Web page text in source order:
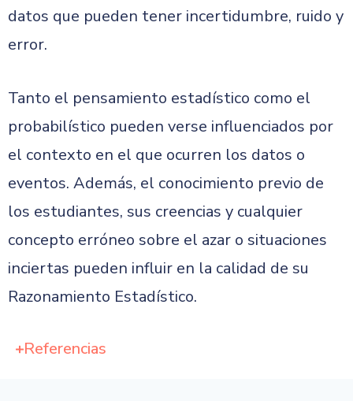
datos que pueden tener incertidumbre, ruido y
error.
Tanto el pensamiento estadístico como el
probabilístico pueden verse influenciados por
el contexto en el que ocurren los datos o
eventos. Además, el conocimiento previo de
los estudiantes, sus creencias y cualquier
concepto erróneo sobre el azar o situaciones
inciertas pueden influir en la calidad de su
Razonamiento Estadístico.
Referencias